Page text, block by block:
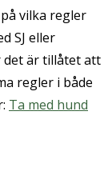
vilka regler
SJ eller
det är tillåtet att
regler i både
Ta med hund